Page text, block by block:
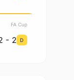
FA Cup
- 2 D